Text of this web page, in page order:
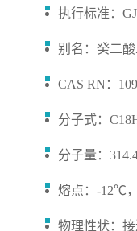
执行标准：
别名：癸二酸
CAS RN：
分子式：
分子量：
熔点：-12℃
物理性状：